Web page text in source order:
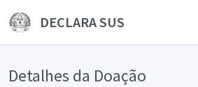
DECLARA SUS
Detalhes da Doação